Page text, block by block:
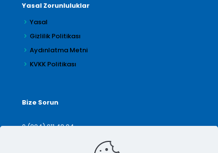
Yasal Zorunluluklar
Yasal
Gizlilik Politikası
Aydınlatma Metni
KVKK Politikası
Bize Sorun
0 (224) 211 42 24